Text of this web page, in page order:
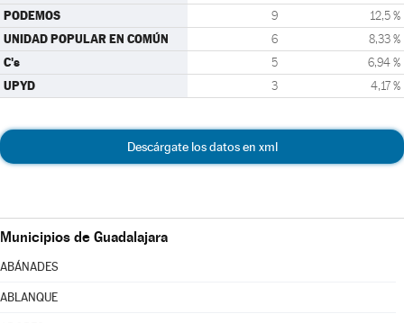
PODEMOS 9 12,5 %
UNIDAD POPULAR EN COMÚN 6 8,33 %
C's 5 6,94 %
UPYD 3 4,17 %
Descárgate los datos en xml
Municipios de Guadalajara
ABÁNADES
ABLANQUE